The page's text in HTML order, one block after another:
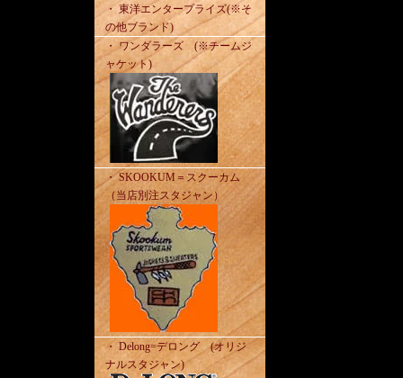
・ 東洋エンタープライズ(※そ
の他ブランド)
・ ワンダラーズ (※チームジ
ャケット)
・ SKOOKUM＝スクーカム
（当店別注スタジャン）
・ Delong=デロング (オリジ
ナルスタジャン)